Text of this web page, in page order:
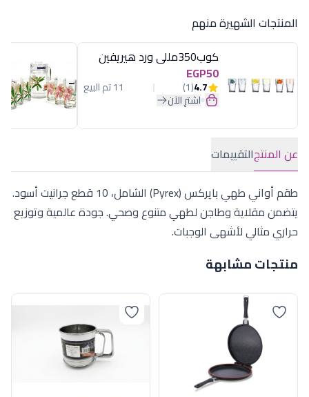
المنتجات الشهيرة منهم
كوب350مللى ورد هيريفين
EGP50
4.7
(1) 11 تم البيع
اشترِ الآن
عن المنتجالتقييمات
طقم أواني طهي بايركس (Pyrex) الشامل، 10 قطع جرانيت أسود.
يتضمن مقلاية وطاجن لطهي متنوع وصحي. جودة عالمية وتوزيع
حراري مثالي لأشهى الوجبات.
منتجات مشابهة